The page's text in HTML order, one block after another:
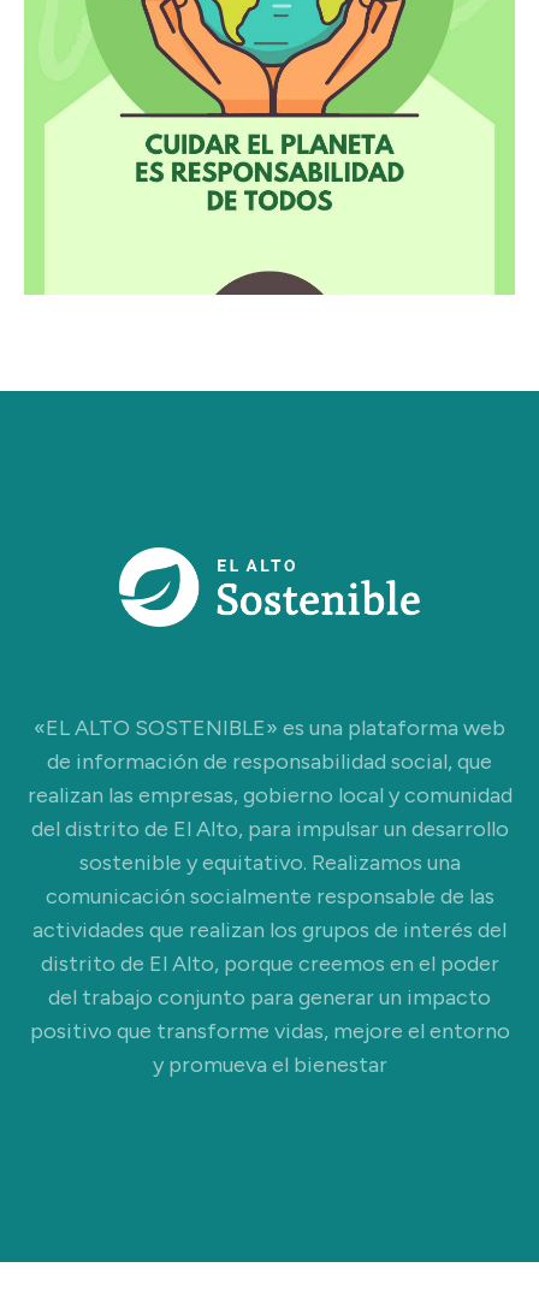
«EL ALTO SOSTENIBLE» es una plataforma web
de información de responsabilidad social, que
realizan las empresas, gobierno local y comunidad
del distrito de El Alto, para impulsar un desarrollo
sostenible y equitativo. Realizamos una
comunicación socialmente responsable de las
actividades que realizan los grupos de interés del
distrito de El Alto, porque creemos en el poder
del trabajo conjunto para generar un impacto
positivo que transforme vidas, mejore el entorno
y promueva el bienestar